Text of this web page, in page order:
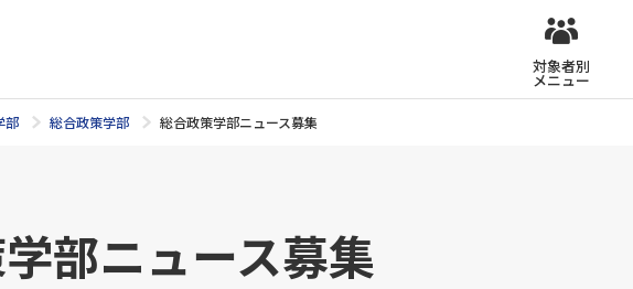
対象者別
メニュー
部 総合政策学部 総合政策学部ニュース募集
部ニュース募集